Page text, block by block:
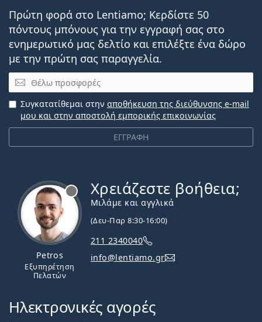
Πρώτη φορά στο Lentiamo; Κερδίστε 50
πόντους μπόνους για την εγγραφή σας στο
ενημερωτικό μας δελτίο και επιλέξτε ένα δώρο
με την πρώτη σας παραγγελία.
Email
ΕΓΓΡΑΦΗ
Συγκατατίθεμαι στην αποθήκευση της διεύθυνσης e-mail
μου και στην αποστολή εμπορικής επικοινωνίας
Petros
Εξυπηρέτηση
Πελατών
Χρειάζεστε βοήθεια;
Μιλάμε και αγγλικά
(Δευ-Παρ 8:30-16:00)
211 2340040
info@lentiamo.gr
Ηλεκτρονικές αγορές